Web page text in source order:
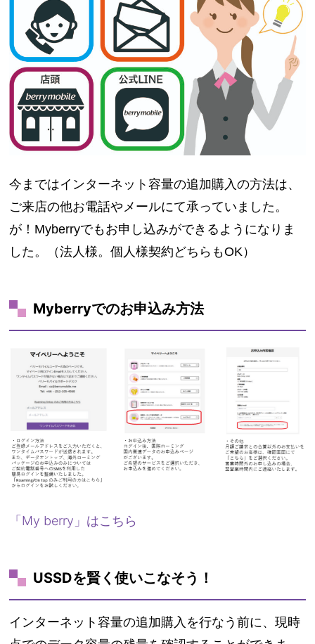
今まではインターネット容量の追加購入の方法は、
ご来店の他お電話やメールにて承っていました。
が！Myberryでもお申し込みができるようになりま
した。（法人様。個人様契約どちらもOK）
Myberryでのお申込み方法
「My berry」はこちら
USSDを賢く使いこなそう！
インターネット容量の追加購入を行なう前に、現時